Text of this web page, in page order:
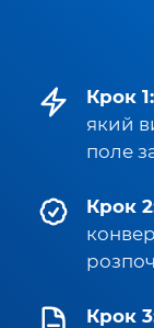
Крок 1:
який
поле
Крок
Крок